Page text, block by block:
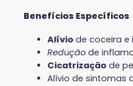
Benefícios Específicos
Alívio de coceira
Redução de
Cicatrização de
Alívio de sintomas